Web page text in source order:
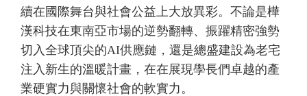
續在國際舞台與社會公益上大放異彩。不論是樺
漢科技在東南亞市場的逆勢翻轉、振躍精密強勢
切入全球頂尖的AI供應鏈，還是總盛建設為老宅
注入新生的溫暖計畫，在在展現學長們卓越的產
業硬實力與關懷社會的軟實力。